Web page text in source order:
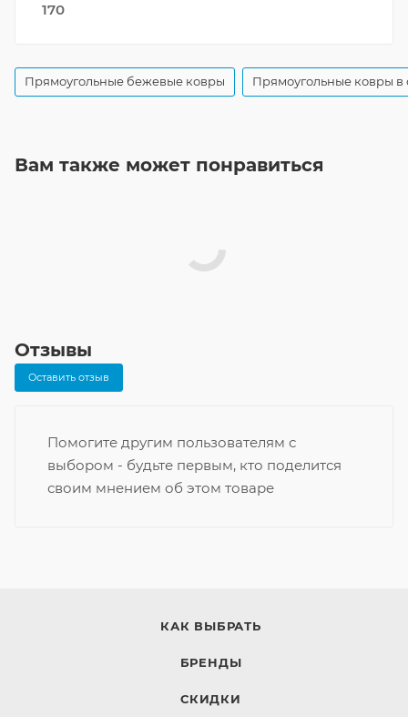
170
Прямоугольные бежевые ковры Прямоугольные ковры в
Вам также может понравиться
Отзывы
Оставить отзыв
Помогите другим пользователям с
выбором - будьте первым, кто поделится
своим мнением об этом товаре
КАК ВЫБРАТЬ
БРЕНДЫ
СКИДКИ